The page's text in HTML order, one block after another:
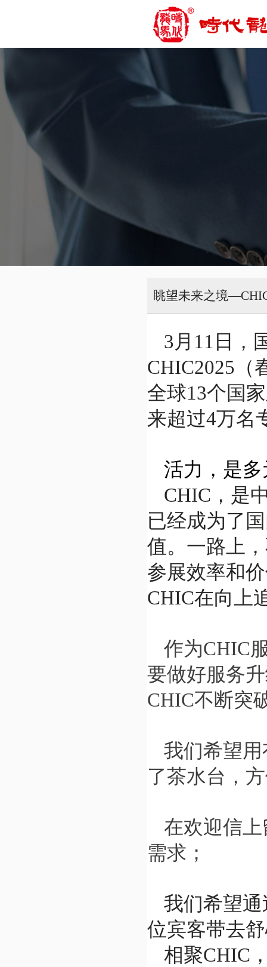
眺望未来之境
3月11日，
CHIC2025（
全球13个国
来超过4万名
活力，是
CHIC，是
已经成为了
值。一路上
参展效率和
CHIC在向上
作为CHIC
要做好服务
CHIC不断突
我们希望
了茶水台，
在欢迎信
需求；
我们希望
位宾客带去
相聚CHIC